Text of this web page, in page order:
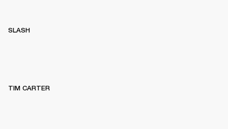
SLASH
TIM CARTER